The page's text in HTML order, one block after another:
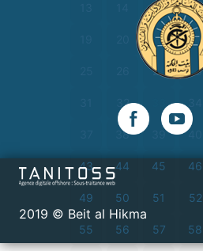
15 16
21 22
27 28
32
38 39 40
43 44 45 46
49 50 51 52
55 56 57 58
2019 © Beit al Hikma